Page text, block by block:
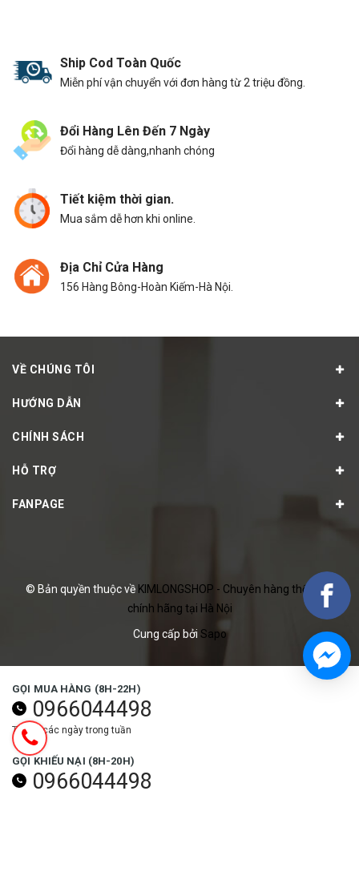
Ship Cod Toàn Quốc
Miễn phí vận chuyển với đơn hàng từ 2 triệu đồng.
Đổi Hàng Lên Đến 7 Ngày
Đổi hàng dễ dàng,nhanh chóng
Tiết kiệm thời gian.
Mua sắm dễ hơn khi online.
Địa Chỉ Cửa Hàng
156 Hàng Bông-Hoàn Kiếm-Hà Nội.
VỀ CHÚNG TÔI
HƯỚNG DẪN
CHÍNH SÁCH
HỖ TRỢ
FANPAGE
© Bản quyền thuộc về KIMLONGSHOP - Chuyên hàng thể thao
chính hãng tại Hà Nội
Cung cấp bởi Sapo
GỌI MUA HÀNG (8H-22H)
0966044498
Tất cả các ngày trong tuần
GỌI KHIẾU NẠI (8H-20H)
0966044498